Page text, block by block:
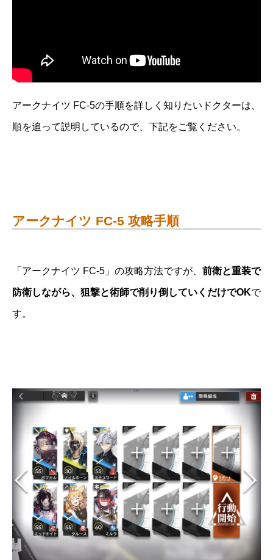
アークナイツ FC-5の手順を詳しく知りたいドクターは、
順を追って説明しているので、下記をご覧ください。
アークナイツ FC-5 攻略手順
「アークナイツ FC-5」の攻略方法ですが、 前衛と重装で
防衛しながら、狙撃と術師で削り倒していくだけでOKで
す。